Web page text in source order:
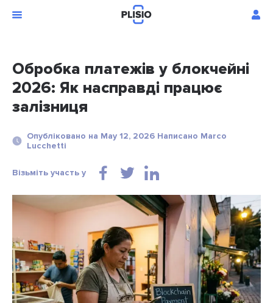
Обробка платежів у блокчейні
2026: Як насправді працює
залізниця
Опубліковано на May 12, 2026 Написано Marco
Lucchetti
Візьміть участь у